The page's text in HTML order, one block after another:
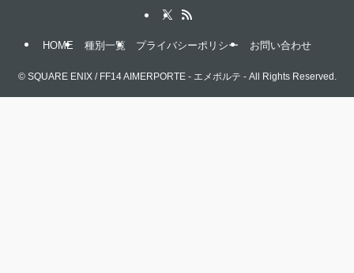
HOME 種別一覧 プライバシーポリシー お問い合わせ
©SQUARE ENIX / FF14 AIMERPORTE - エメポルテ - All Rights Reserved.